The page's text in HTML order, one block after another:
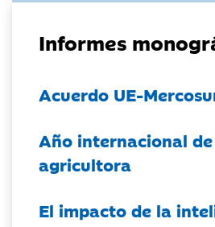
Informes
Acuerdo UE-
Año internacional
agricultora
El impacto de la